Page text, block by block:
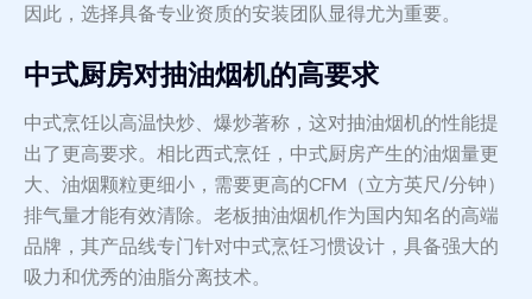
因此，选择具备专业资质的安装团队显得尤为重要。
中式厨房对抽油烟机的高要求
中式烹饪以高温快炒、爆炒著称，这对抽油烟机的性能提
出了更高要求。相比西式烹饪，中式厨房产生的油烟量更
大、油烟颗粒更细小，需要更高的CFM（立方英尺/分钟）
排气量才能有效清除。老板抽油烟机作为国内知名的高端
品牌，其产品线专门针对中式烹饪习惯设计，具备强大的
吸力和优秀的油脂分离技术。